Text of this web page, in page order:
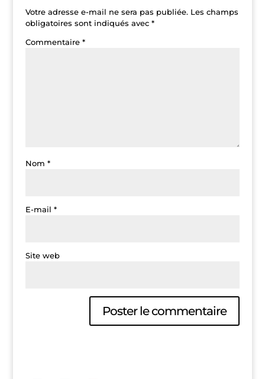
Votre adresse e-mail ne sera pas publiée. Les champs
obligatoires sont indiqués avec *
Commentaire *
Nom *
E-mail *
Site web